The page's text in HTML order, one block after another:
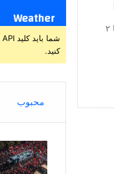
قرعه کشی مرحله یک هشتم نهایی لیگ قهرمانان آسیا ۲
Weather
کنید.
محبوب